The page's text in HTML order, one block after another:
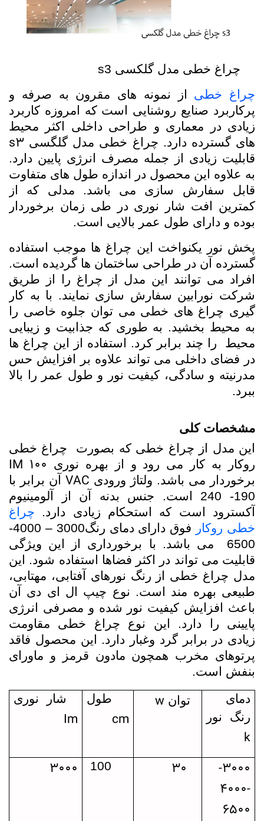
چراغ خطی مدل گلکسی s3
چراغ خطی از نمونه های مقرون به صرفه و
پرکاربرد صنایع روشنایی است که امروزه کاربرد
زیادی در معماری و طراحی داخلی اکثر محیط
های گسترده دارد. چراغ خطی مدل گلگسی s3
قابلیت زیادی از جمله مصرف انرژی پایین دارد.
به علاوه این محصول در اندازه طول های متفاوت
قابل سفارش سازی می باشد. مدلی که از
کمترین افت شار نوری در طی زمان برخوردار
بوده و دارای طول عمر بالایی است.
پخش نور یکنواخت این چراغ ها موجب استفاده
گسترده آن در طراحی ساختمان ها گردیده است.
افراد می توانند این مدل از چراغ را از طریق
شرکت نورابین سفارش سازی نمایند. با به کار
گیری چراغ های خطی می توان جلوه خاصی را
به محیط بخشید. به طوری که جذابیت و زیبایی
محیط را چند برابر کرد. استفاده از این چراغ ها
در فضای داخلی می تواند علاوه بر افزایش حس
مدرنیته و سادگی، کیفیت نور و طول عمر را بالا
ببرد.
مشخصات کلی
این مدل از چراغ خطی که بصورت چراغ خطی
روکار به کار می رود و از بهره نوری 100 IM
برخوردار می باشد. ولتاژ ورودی VAC آن برابر با
190- 240 است. جنس بدنه آن از آلومینیوم
آکسترود است که استحکام زیادی دارد. چراغ
خطی روکار
فوق دارای دمای رنگ3000 – 4000-
6500
می باشد. با برخورداری از این ویژگی
قابلیت می تواند در اکثر فضاها استفاده شود. این
مدل چراغ خطی از رنگ نورهای آفتابی، مهتابی،
طبیعی بهره مند است. نوع چیپ ال ای دی آن
باعث افزایش کیفیت نور شده و مصرفی انرژی
پایینی را دارد. این نوع چراغ خطی مقاومت
زیادی در برابر گرد وغبار دارد. این محصول فاقد
پرتوهای مخرب همچون مادون قرمز و ماورای
بنفش است.
دمای
رنگ نور
k
توانw طول
cm
شار نوری
Im
3000-
4000-
6500
3000